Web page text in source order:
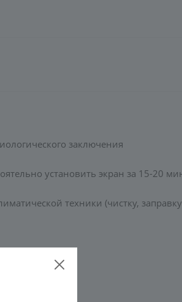
заключения
установить экран за 15-20
техники (чистку,